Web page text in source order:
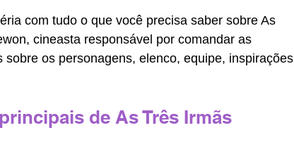
com tudo o que você precisa saber sobre As
cineasta responsável por comandar as
sobre os personagens, elenco, equipe, inspirações
de As Três Irmãs